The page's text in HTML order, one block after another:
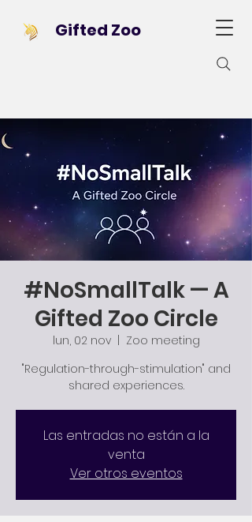
Gifted Zoo
#NoSmallTalk — A
Gifted Zoo Circle
lun, 02 nov
  |
Zoo meeting
"Regulation-through-stimulation" and
shared experiences.
Las entradas no están a la
venta
Ver otros eventos